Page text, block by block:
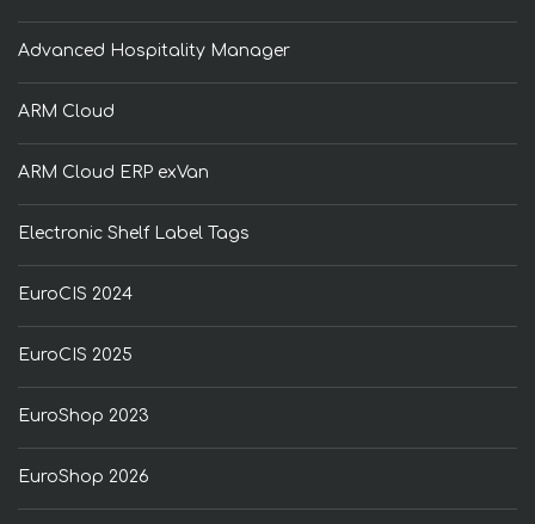
Advanced Hospitality Manager
ARM Cloud
ARM Cloud ERP exVan
Electronic Shelf Label Tags
EuroCIS 2024
EuroCIS 2025
EuroShop 2023
EuroShop 2026